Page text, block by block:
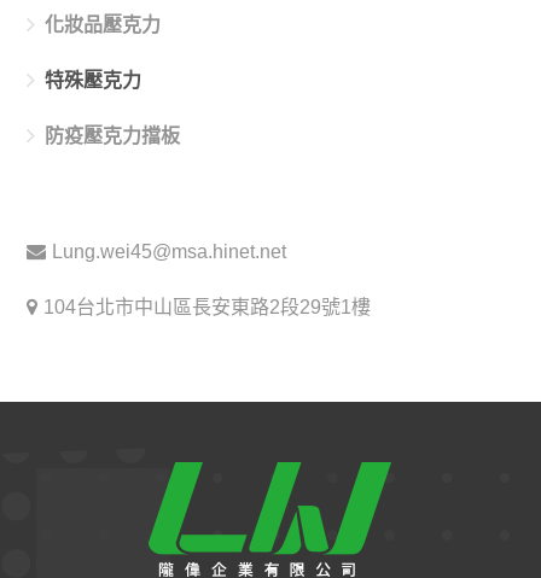
化妝品壓克力
特殊壓克力
防疫壓克力擋板
Lung.wei45@msa.hinet.net
104台北市中山區長安東路2段29號1樓